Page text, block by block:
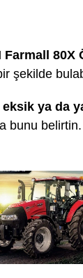
Farmall 80X
şekilde
eksik ya da
bunu belirtin.